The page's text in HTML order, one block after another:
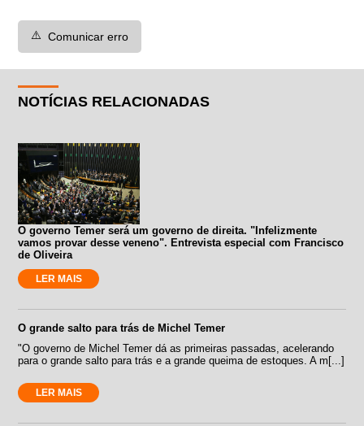
⚠️ Comunicar erro
NOTÍCIAS RELACIONADAS
O governo Temer será um governo de direita. "Infelizmente
vamos provar desse veneno". Entrevista especial com Francisco
de Oliveira
LER MAIS
O grande salto para trás de Michel Temer
"O governo de Michel Temer dá as primeiras passadas, acelerando
para o grande salto para trás e a grande queima de estoques. A m[...]
LER MAIS